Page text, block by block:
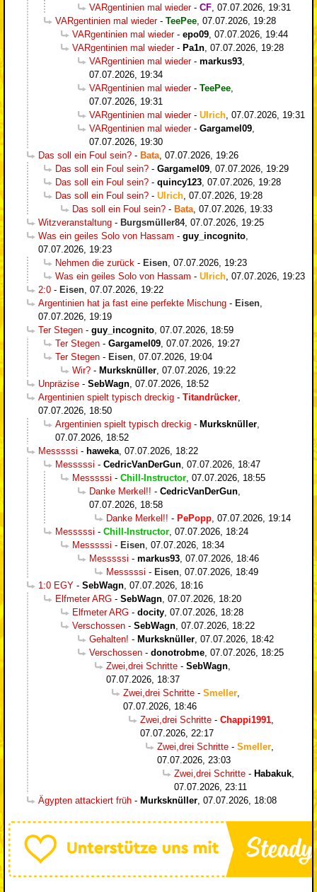
VARgentinien mal wieder- CF 07.07.2026, 19:31
VARgentinien mal wieder- TeePee 07.07.2026, 19:28
VARgentinien mal wieder- epo09 07.07.2026, 19:44
VARgentinien mal wieder- Pa1n 07.07.2026, 19:28
VARgentinien mal wieder- markus93
07.07.2026, 19:34
VARgentinien mal wieder- TeePee
07.07.2026, 19:31
VARgentinien mal wieder- Ulrich 07.07.2026, 19:31
VARgentinien mal wieder- Gargamel09
07.07.2026, 19:30
Das soll ein Foul sein? - Bata 07.07.2026, 19:26
Das soll ein Foul sein? - Gargamel09 07.07.2026, 19:29
Das soll ein Foul sein? - quincy123 07.07.2026, 19:28
Das soll ein Foul sein? - Ulrich 07.07.2026, 19:28
Das soll ein Foul sein? - Bata 07.07.2026, 19:33
Witzveranstaltung - Burgsmüller84, 07.07.2026, 19:25
Was ein geiles Solo von Hassam - guy_incognito
07.07.2026, 19:23
Nehmen die zurück - Eisen 07.07.2026, 19:23
Was ein geiles Solo von Hassam - Ulrich 07.07.2026, 19:23
2:0 - Eisen 07.07.2026, 19:22
Argentinien hat ja fast eine perfekte Mischung - Eisen
07.07.2026, 19:19
Ter Stegen - guy_incognito 07.07.2026, 18:59
Ter Stegen - Gargamel09 07.07.2026, 19:27
Ter Stegen - Eisen 07.07.2026, 19:04
Wir? - Murksknüller 07.07.2026, 19:22
Unpräzise - SebWagn 07.07.2026, 18:52
Argentinien spielt typisch dreckig - Titandrücker
07.07.2026, 18:50
Argentinien spielt typisch dreckig - Murksknüller
07.07.2026, 18:52
Messsssi - haweka 07.07.2026, 18:22
Messsssi - CedricVanDerGun 07.07.2026, 18:47
Messsssi - Chill-Instructor 07.07.2026, 18:55
Danke Merkel!! - CedricVanDerGun
07.07.2026, 18:58
Danke Merkel!! - PePopp 07.07.2026, 19:14
Messsssi - Chill-Instructor 07.07.2026, 18:24
Messsssi - Eisen 07.07.2026, 18:34
Messsssi - markus93 07.07.2026, 18:46
Messsssi - Eisen 07.07.2026, 18:49
1:0 EGY - SebWagn 07.07.2026, 18:16
Elfmeter ARG - SebWagn 07.07.2026, 18:20
Elfmeter ARG - docity 07.07.2026, 18:28
Verschossen - SebWagn 07.07.2026, 18:22
Gehalten! - Murksknüller 07.07.2026, 18:42
Verschossen - donotrobme 07.07.2026, 18:25
Zwei,drei Schritte - SebWagn
07.07.2026, 18:37
Zwei,drei Schritte - Smeller
07.07.2026, 18:46
Zwei,drei Schritte - Chappi1991
07.07.2026, 22:17
Zwei,drei Schritte - Smeller
07.07.2026, 23:03
Zwei,drei Schritte - Habakuk
07.07.2026, 23:11
Ägypten attackiert früh - Murksknüller 07.07.2026, 18:08